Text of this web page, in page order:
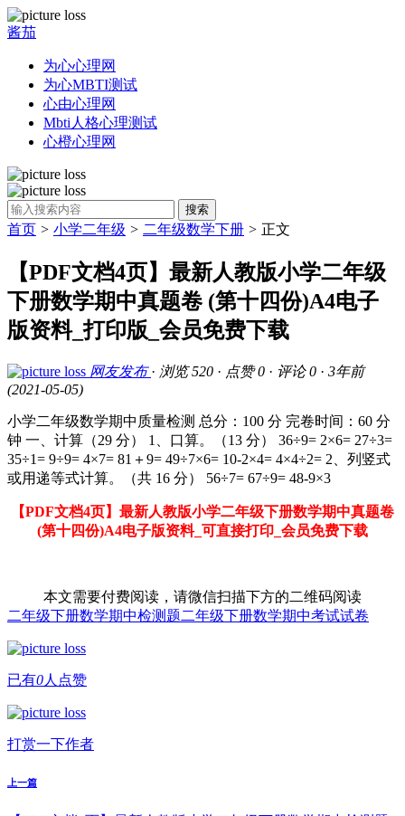
酱茄
为心心理网
为心MBTI测试
心由心理网
Mbti人格心理测试
心橙心理网
搜索
首页 > 小学二年级 > 二年级数学下册 > 正文
【PDF文档4页】最新人教版小学二年级
下册数学期中真题卷 (第十四份)A4电子
版资料_打印版_会员免费下载
网友发布 · 浏览 520 · 点赞 0 · 评论 0 · 3年前
(2021-05-05)
小学二年级数学期中质量检测 总分：100 分 完卷时间：60 分
钟 一、计算（29 分） 1、口算。（13 分） 36÷9= 2×6= 27÷3=
35÷1= 9÷9= 4×7= 81＋9= 49÷7×6= 10-2×4= 4×4÷2= 2、列竖式
或用递等式计算。（共 16 分） 56÷7= 67÷9= 48-9×3
【PDF文档4页】最新人教版小学二年级下册数学期中真题卷
(第十四份)A4电子版资料_可直接打印_会员免费下载
本文需要付费阅读，请微信扫描下方的二维码阅读
二年级下册数学期中检测题二年级下册数学期中考试试卷
已有0人点赞
打赏一下作者
上一篇